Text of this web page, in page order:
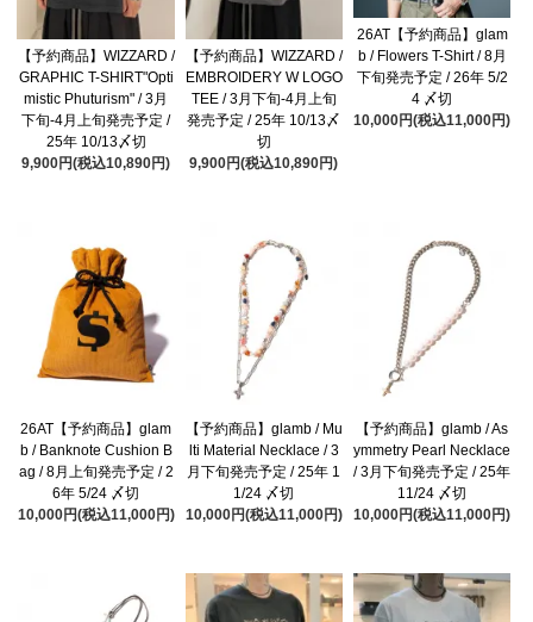
【予約商品】WIZZARD /
GRAPHIC T-SHIRT"Opti
mistic Phuturism" / 3月
下旬-4月上旬発売予定 /
25年 10/13〆切
9,900円(税込10,890円)
【予約商品】WIZZARD /
EMBROIDERY W LOGO
TEE / 3月下旬-4月上旬
発売予定 / 25年 10/13〆
切
9,900円(税込10,890円)
26AT【予約商品】glam
b / Flowers T-Shirt / 8月
下旬発売予定 / 26年 5/2
4 〆切
10,000円(税込11,000円)
26AT【予約商品】glam
b / Banknote Cushion B
ag / 8月上旬発売予定 / 2
6年 5/24 〆切
10,000円(税込11,000円)
【予約商品】glamb / Mu
lti Material Necklace / 3
月下旬発売予定 / 25年 1
1/24 〆切
10,000円(税込11,000円)
【予約商品】glamb / As
ymmetry Pearl Necklace
/ 3月下旬発売予定 / 25年
11/24 〆切
10,000円(税込11,000円)